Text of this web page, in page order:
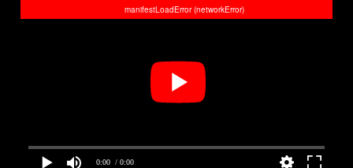
0:00 / 0:00
manifestLoadError (networkError)